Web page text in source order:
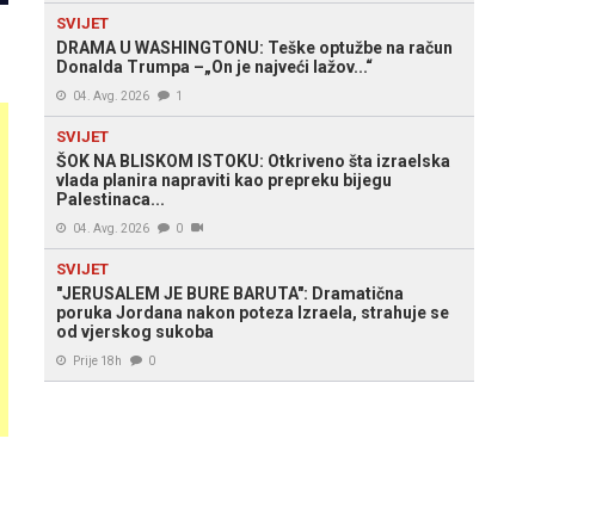
SVIJET
DRAMA U WASHINGTONU: Teške optužbe na račun
Donalda Trumpa –„On je najveći lažov...“
04. Avg. 2026 1
SVIJET
ŠOK NA BLISKOM ISTOKU: Otkriveno šta izraelska
vlada planira napraviti kao prepreku bijegu
Palestinaca...
04. Avg. 2026 0
SVIJET
"JERUSALEM JE BURE BARUTA": Dramatična
poruka Jordana nakon poteza Izraela, strahuje se
od vjerskog sukoba
Prije 18h 0